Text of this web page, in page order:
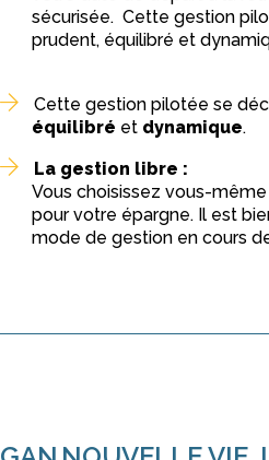
sécurisée. Cette gestion
prudent, équilibré et
Cette gestion pilotée se
équilibré et dynamique.
La gestion libre :
Vous choisissez vous-
pour votre épargne. Il est
mode de gestion en cours